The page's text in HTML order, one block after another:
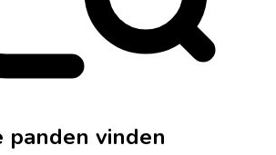
panden vinden